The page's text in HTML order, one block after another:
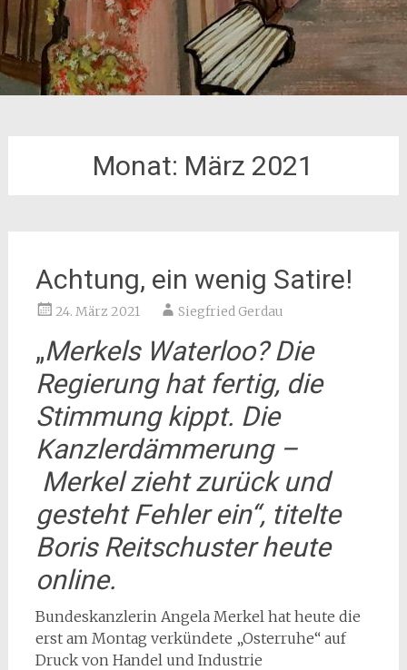
Monat: März 2021
Achtung, ein wenig Satire!
24. März 2021 Siegfried Gerdau
„Merkels Waterloo? Die
Regierung hat fertig, die
Stimmung kippt. Die
Kanzlerdämmerung –
Merkel zieht zurück und
gesteht Fehler ein“, titelte
Boris Reitschuster heute
online.
Bundeskanzlerin Angela Merkel hat heute die
erst am Montag verkündete „Osterruhe“ auf
Druck von Handel und Industrie